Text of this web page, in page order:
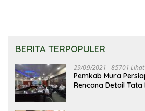
BERITA TERPOPULER
29/09/2021 85701 Lihat
Pemkab Mura
Rencana Detail